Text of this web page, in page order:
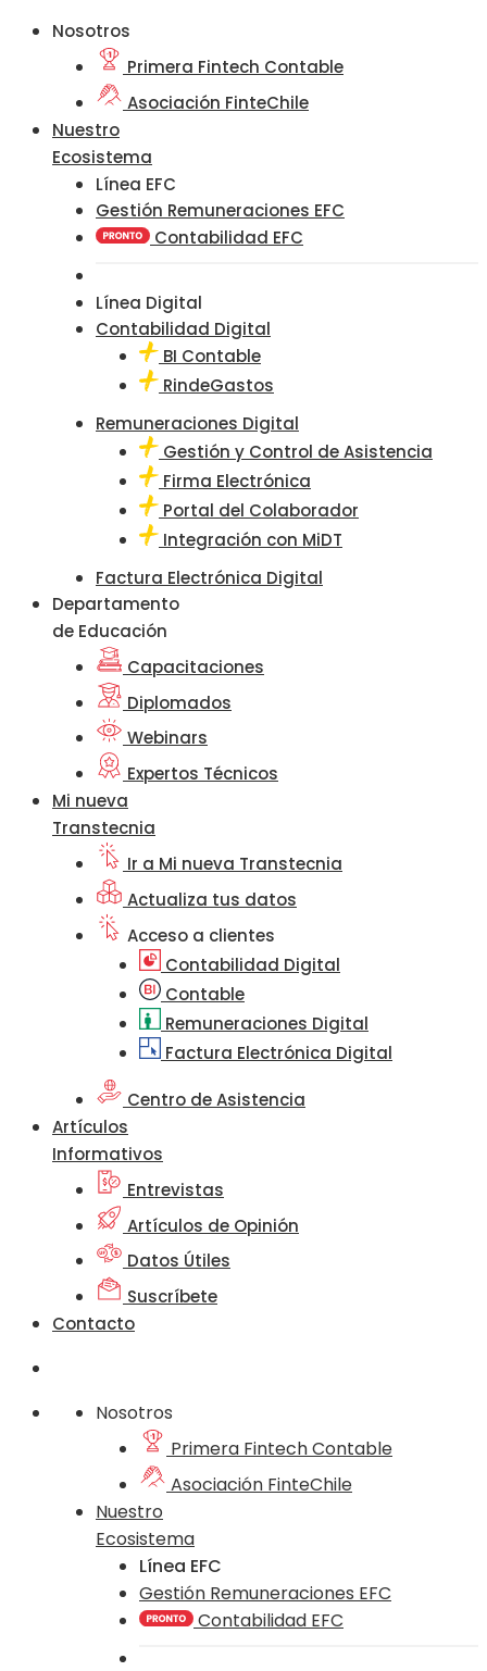
Nosotros
Primera Fintech Contable
Asociación FinteChile
Nuestro
Ecosistema
Línea EFC
Gestión Remuneraciones EFC
Contabilidad EFC
Línea Digital
Contabilidad Digital
BI Contable
RindeGastos
Remuneraciones Digital
Gestión y Control de Asistencia
Firma Electrónica
Portal del Colaborador
Integración con MiDT
Factura Electrónica Digital
Departamento
de Educación
Capacitaciones
Diplomados
Webinars
Expertos Técnicos
Mi nueva
Transtecnia
Ir a Mi nueva Transtecnia
Actualiza tus datos
Acceso a clientes
Contabilidad Digital
Contable
Remuneraciones Digital
Factura Electrónica Digital
Centro de Asistencia
Artículos
Informativos
Entrevistas
Artículos de Opinión
Datos Útiles
Suscríbete
Contacto
Nosotros
Primera Fintech Contable
Asociación FinteChile
Nuestro
Ecosistema
Línea EFC
Gestión Remuneraciones EFC
Contabilidad EFC